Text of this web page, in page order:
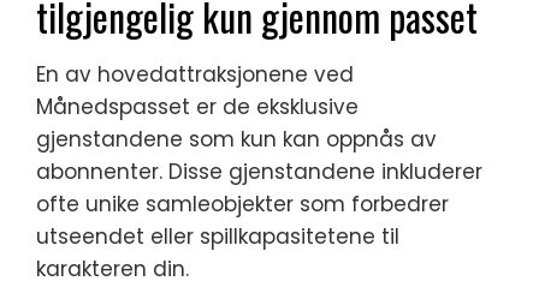
tilgjengelig kun gjennom passet
En av hovedattraksjonene ved
Månedspasset er de eksklusive
gjenstandene som kun kan oppnås av
abonnenter. Disse gjenstandene inkluderer
ofte unike samleobjekter som forbedrer
utseendet eller spillkapasitetene til
karakteren din.